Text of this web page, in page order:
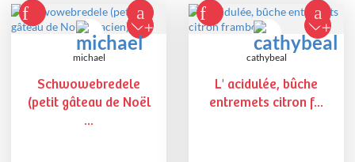
michael
Schwowebredele
(petit gâteau de Noël
...
cathybeal
L' acidulée, bûche
entremets citron f...